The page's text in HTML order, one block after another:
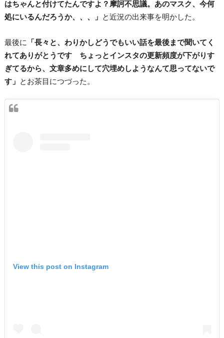
はちゃんと付けてたんですよ？摩訶不思議。あのマスク、今何
処にいるんだろうか、、、」 と近況の出来事を明かした。
最後に
「長々と、わりかしどうでもいい話を最後まで聞いてく
れてありがとうです ちょっとインスタの更新頻度が下がりす
ぎてるから、文章多めにして穴埋めしようなんて思ってないで
す」 とお茶目につづった。
View this post on Instagram